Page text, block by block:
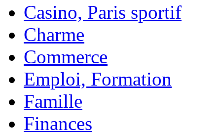
Casino, Paris sportif
Charme
Commerce
Emploi, Formation
Famille
Finances